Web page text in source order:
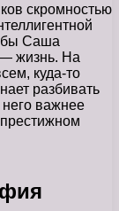
скромностью
Саша
— жизнь. На
куда-то
разбивать
него важнее